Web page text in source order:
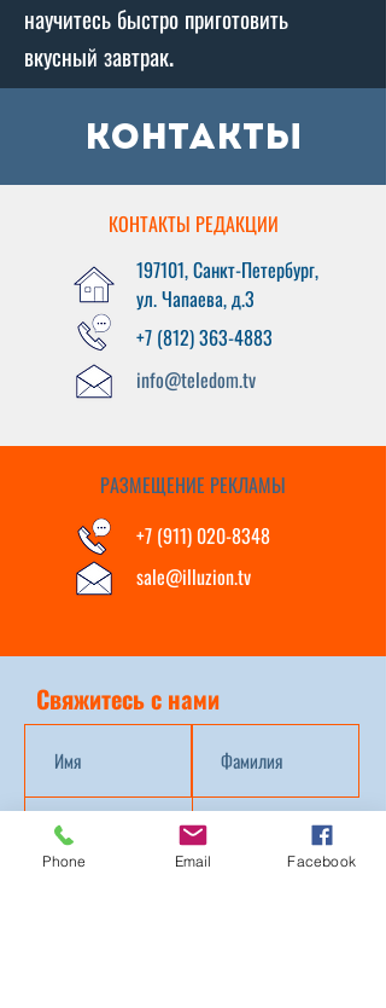
научитесь быстро приготовить
вкусный завтрак.
контакты
КОНТАКТЫ РЕДАКЦИИ
197101, Санкт-Петербург,
ул. Чапаева, д.3
+7 (812) 363-4883
info@teledom.tv
РАЗМЕЩЕНИЕ РЕКЛАМЫ
+7 (911) 020-8348
sale@illuzion.tv
Свяжитесь с нами
Phone Email Facebook